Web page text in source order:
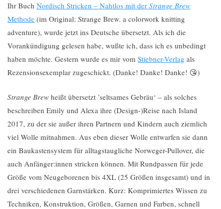
Ihr Buch Nordisch Stricken – Nahtlos mit der Strange Brew
Methode (im Original: Strange Brew. a colorwork knitting
adventure), wurde jetzt ins Deutsche übersetzt. Als ich die
Vorankündigung gelesen habe, wußte ich, dass ich es unbedingt
haben möchte. Gestern wurde es mir vom Stiebner-Verlag als
Rezensionsexemplar zugeschickt. (Danke! Danke! Danke! 😘)
Strange Brew heißt übersetzt ’seltsames Gebräu‘ – als solches
beschreiben Emily und Alexa ihre (Design-)Reise nach Island
2017, zu der sie außer ihren Partnern und Kindern auch ziemlich
viel Wolle mitnahmen. Aus eben dieser Wolle entwarfen sie dann
ein Baukastensystem für alltagstaugliche Norweger-Pullover, die
auch Anfänger:innen stricken können. Mit Rundpassen für jede
Größe vom Neugeborenen bis 4XL (25 Größen insgesamt) und in
drei verschiedenen Garnstärken. Kurz: Komprimiertes Wissen zu
Techniken, Konstruktion, Größen, Garnen und Farben, schnell